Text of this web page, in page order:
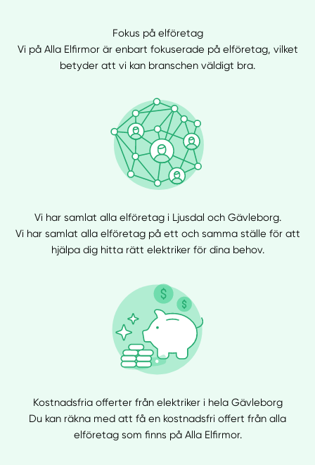
Fokus på elföretag
Vi på Alla Elfirmor är enbart fokuserade på elföretag, vilket
betyder att vi kan branschen väldigt bra.
Vi har samlat alla elföretag i Ljusdal och Gävleborg.
Vi har samlat alla elföretag på ett och samma ställe för att
hjälpa dig hitta rätt elektriker för dina behov.
Kostnadsfria offerter från elektriker i hela Gävleborg
Du kan räkna med att få en kostnadsfri offert från alla
elföretag som finns på Alla Elfirmor.